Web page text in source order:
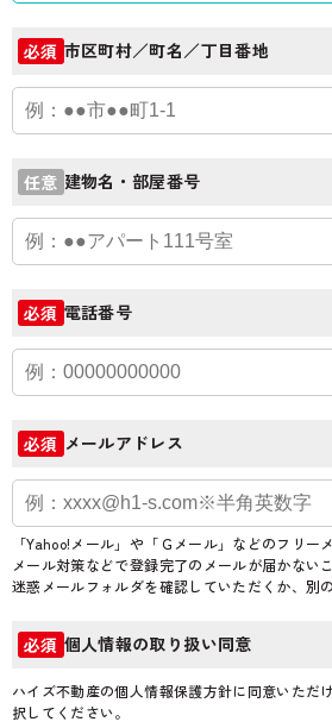
必須 市区町村／町名／丁目番地
任意 建物名・部屋番号
必須 電話番号
必須 メールアドレス
「Yahoo!メール」や「Ｇメール」などのフリー
メール対策などで登録完了のメールが届かない
迷惑メールフォルダを確認していただくか、別
必須 個人情報の取り扱い同意
ハイズ不動産の個人情報保護方針に同意いただ
択してください。